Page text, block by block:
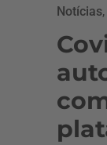
Notícias,